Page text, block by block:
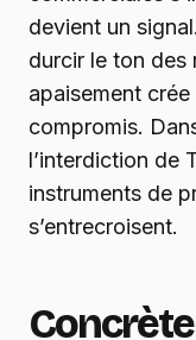
devient un
durcir le ton des
apaisement
compromis.
l’interdiction de
instruments de
s’entrecroisent.